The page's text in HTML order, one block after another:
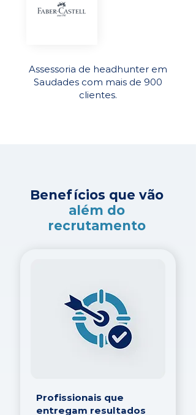
Assessoria de headhunter em
Saudades com mais de 900
clientes.
Benefícios que vão
além do
recrutamento
Profissionais que
entregam resultados